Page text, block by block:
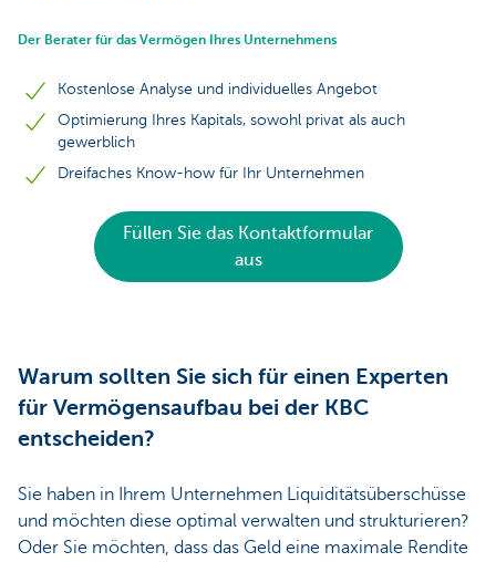
Der Berater für das Vermögen Ihres Unternehmens
Kostenlose Analyse und individuelles Angebot
Optimierung Ihres Kapitals, sowohl privat als auch
gewerblich
Dreifaches Know-how für Ihr Unternehmen
Füllen Sie das Kontaktformular
aus
Warum sollten Sie sich für einen Experten
für Vermögensaufbau bei der KBC
entscheiden?
Sie haben in Ihrem Unternehmen Liquiditätsüberschüsse
und möchten diese optimal verwalten und strukturieren?
Oder Sie möchten, dass das Geld eine maximale Rendite